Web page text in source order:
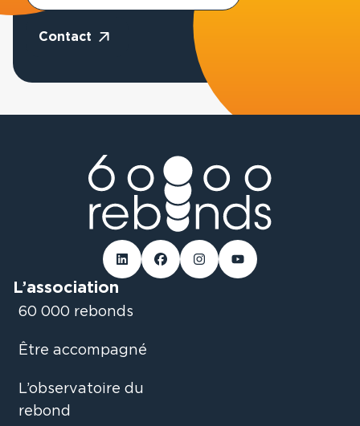
Contact
Linked-inFacebookInstagramYoutube
L’association
60 000 rebonds
Être accompagné
L’observatoire du
rebond